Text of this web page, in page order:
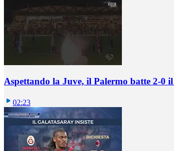
Aspettando la Juve, il Palermo batte 2-0
02:23